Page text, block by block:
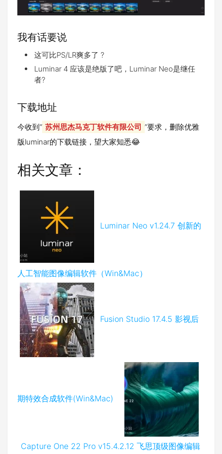
我有话要说
这可比PS/LR爽多了 ?
Luminar 4 应该是绝版了吧，Luminar Neo是继任
者?
下载地址
今收到“ 苏州思杰马克丁软件有限公司 ”要求，删除优雅
版luminar的下载链接，望大家知悉😂
相关文章：
Luminar Neo v1.24.7 创新的
人工智能图像编辑软件（Win&Mac）
Fusion Studio 17.4.5 影视后
期特效合成软件(Win&Mac)
Capture One 22 Pro v15.4.2.12 飞思顶级图像编辑